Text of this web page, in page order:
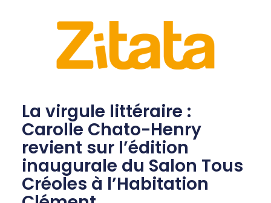
La virgule littéraire :
Carolle Chato-Henry
revient sur l’édition
inaugurale du Salon Tous
Créoles à l’Habitation